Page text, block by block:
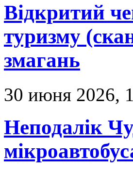
Відкритий
туризму
змагань
30 июня 2026,
Неподалік